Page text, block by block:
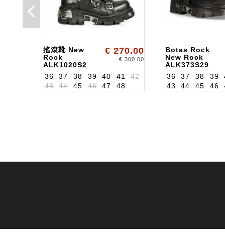
搖滾靴 New
Rock
ALK1020S2
€ 270.00
€ 300.00
36 37 38 39 40 41
42
43
44 45 46 47 48
Botas Rock
New Rock
ALK373S29
36
37 38 39
43
44 45 46